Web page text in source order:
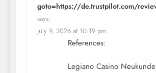
goto=https://de.trustpilot.com/
says:
July 9, 2026 at 10:19 pm
References:
Legiano Casino